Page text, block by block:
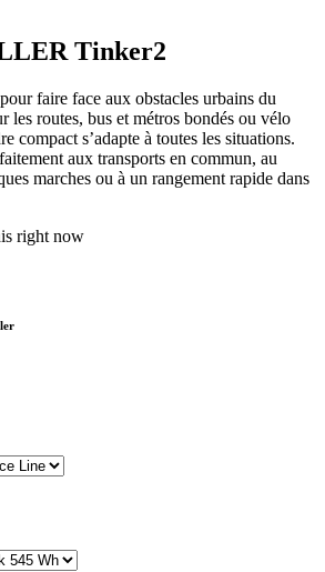
Tinker2
faire face aux obstacles urbains du
les routes, bus et métros bondés ou vélo
compact s’adapte à toutes les situations.
aux transports en commun, au
marches ou à un rangement rapide dans
right now